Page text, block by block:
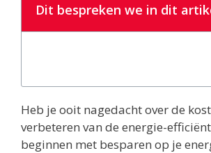
Dit bespreken we in dit
Heb je ooit nagedacht over de
verbeteren van de energie-
beginnen met besparen op je